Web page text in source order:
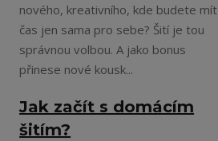
nového, kreativního, kde budete mít
čas jen sama pro sebe? Šití je tou
správnou volbou. A jako bonus
přinese nové kousk...
Jak začít s domácím
šitím?